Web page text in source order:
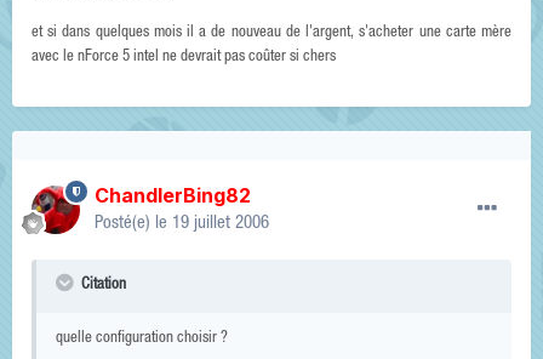
et si dans quelques mois il a de nouveau de l'argent, s'acheter une carte mère
avec le nForce 5 intel ne devrait pas coûter si chers
ChandlerBing82
Posté(e) le 19 juillet 2006
Citation
quelle configuration choisir ?